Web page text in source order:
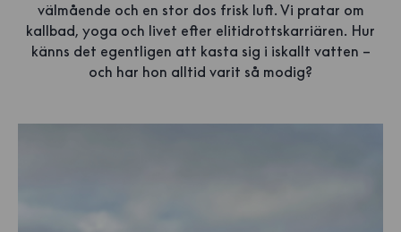
välmående och en stor dos frisk luft. Vi pratar om
kallbad, yoga och livet efter elitidrottskarriären. Hur
känns det egentligen att kasta sig i iskallt vatten –
och har hon alltid varit så modig?